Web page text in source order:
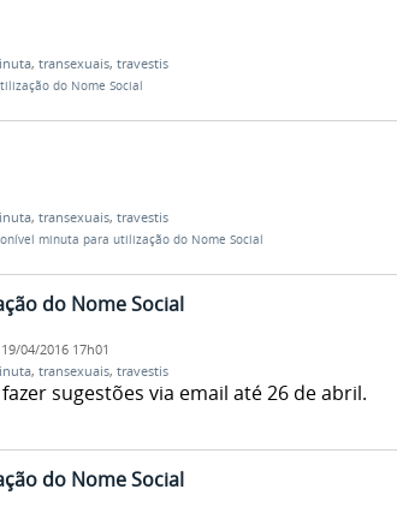
, transexuais, travestis
do Nome Social
, transexuais, travestis
minuta para utilização do Nome Social
do Nome Social
19/04/2016 17h01
, transexuais, travestis
sugestões via email até 26 de abril.
do Nome Social